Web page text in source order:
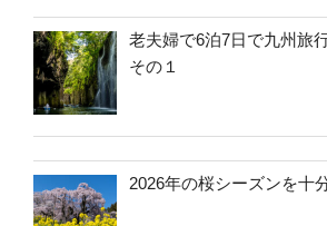
老夫婦で6泊7日で九州旅
その１
2026年の桜シーズンを十